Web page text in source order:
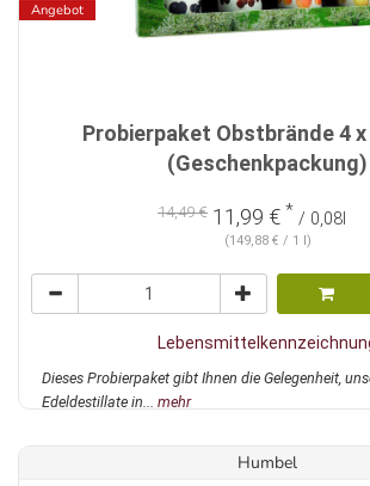
Angebot
Probierpaket Obstbrände 4 x
(Geschenkpackung)
14,49 € 11,99 € * / 0,08l
(149,88 € / 1 l)
Dieses Probierpaket gibt Ihnen die Gelegenheit,
Edeldestillate in... mehr
Humbel